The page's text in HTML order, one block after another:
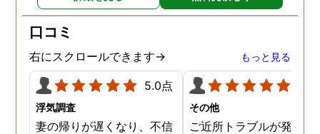
口コミ
右にスクロールできます→ もっと見る
5.0点
浮気調査
妻の帰りが遅くなり、不信
その他
ご近所トラブルが発生し